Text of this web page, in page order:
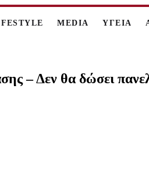
MEDIA ΥΓΕΙΑ
– Δεν θα δώσει